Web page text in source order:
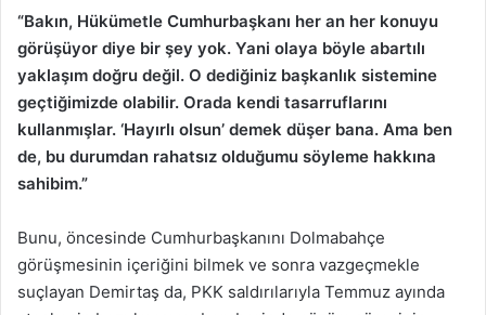
“Bakın, Hükümetle Cumhurbaşkanı her an her konuyu
görüşüyor diye bir şey yok. Yani olaya böyle abartılı
yaklaşım doğru değil. O dediğiniz başkanlık sistemine
geçtiğimizde olabilir. Orada kendi tasarruflarını
kullanmışlar. ‘Hayırlı olsun’ demek düşer bana. Ama ben
de, bu durumdan rahatsız olduğumu söyleme hakkına
sahibim.”
Bunu, öncesinde Cumhurbaşkanını Dolmabahçe
görüşmesinin içeriğini bilmek ve sonra vazgeçmekle
suçlayan Demirtaş da, PKK saldırılarıyla Temmuz ayında